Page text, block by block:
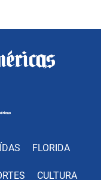
FLORIDA
CULTURA